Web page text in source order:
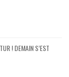
! DEMAIN S’EST